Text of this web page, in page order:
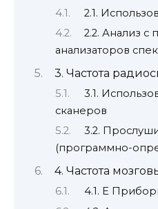
2.1.
2.2. Анализ
анализаторов
3. Частота
3.1.
сканеров
3.2.
(программно-
4. Частота
4.1. E